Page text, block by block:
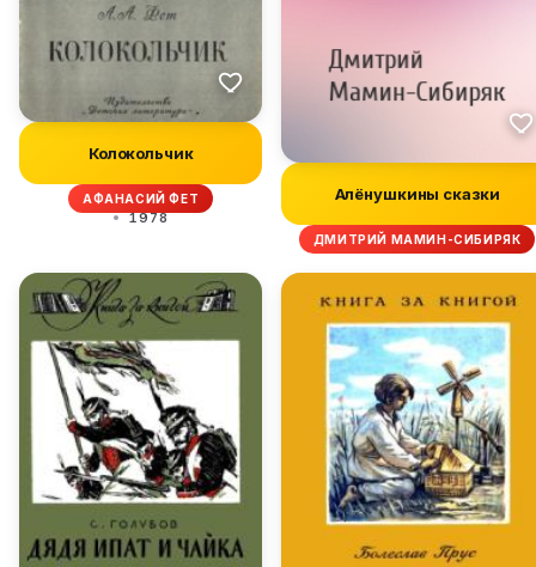
Колокольчик
АФАНАСИЙ ФЕТ
1978
Алёнушкины сказки
ДМИТРИЙ МАМИН-СИБИРЯК